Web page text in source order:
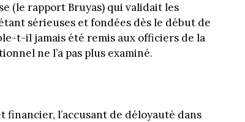
(le rapport Bruyas) qui validait les
sérieuses et fondées dès le début de
t-il jamais été remis aux officiers de la
ne l’a pas plus examiné.
l’accusant de déloyauté dans